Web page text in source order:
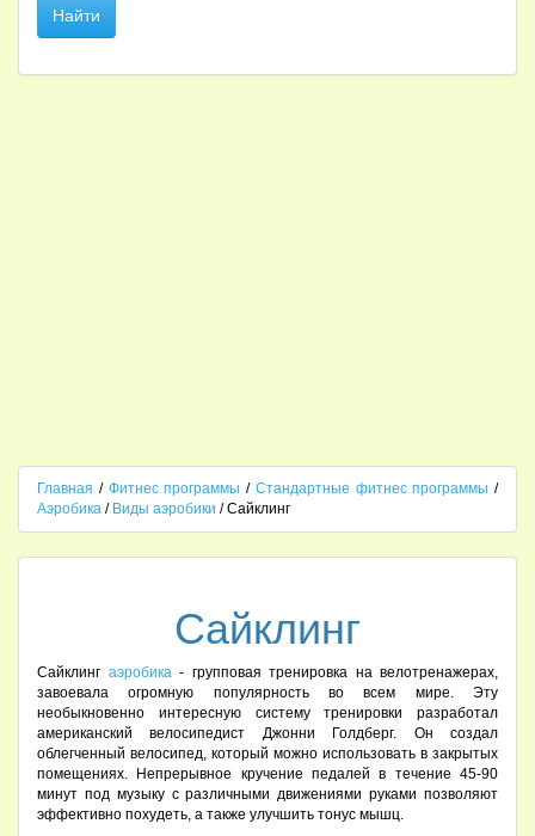
Главная / Фитнес программы / Стандартные фитнес программы /
Аэробика / Виды аэробики / Сайклинг
Сайклинг
Сайклинг аэробика- групповая тренировка на велотренажерах,
завоевала огромную популярность во всем мире. Эту
необыкновенно интересную систему тренировки разработал
американский велосипедист Джонни Голдберг. Он создал
облегченный велосипед, который можно использовать в закрытых
помещениях. Непрерывное кручение педалей в течение 45-90
минут под музыку с различными движениями руками позволяют
эффективно похудеть, а также улучшить тонус мышц.